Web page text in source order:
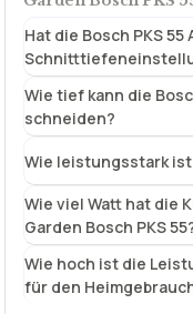
Hat die Bosch PKS
Wie tief kann die
schneiden?
Wie leistungsstark
Wie viel Watt hat die
Garden Bosch PKS
Wie hoch ist die
für den